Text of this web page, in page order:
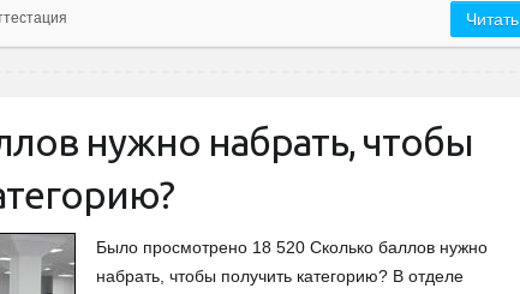
Читать
нужно набрать, чтобы
Было просмотрено 18 520 Сколько баллов нужно
набрать, чтобы получить категорию? В отделе